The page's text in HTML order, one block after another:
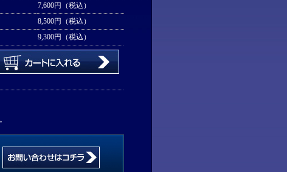
7,600円（税込）
8,500円（税込）
9,300円（税込）
。